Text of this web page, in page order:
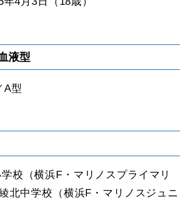
液型
A型
校（横浜F・マリノスプライマリ
北中学校（横浜F・マリノスジュニ